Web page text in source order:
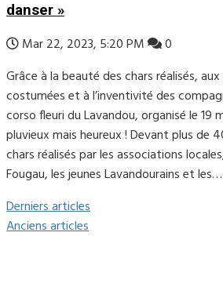
danser »
Mar 22, 2023, 5:20 PM
0
Grâce à la beauté des chars réalisés,
costumées et à l’inventivité des
corso fleuri du Lavandou, organisé le 19
pluvieux mais heureux ! Devant plus de
chars réalisés par les associations
Fougau, les jeunes Lavandourains et les…
Derniers articles
Anciens articles